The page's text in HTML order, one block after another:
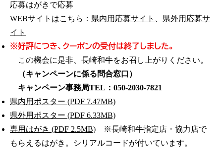
応募はがきで応募
WEBサイトはこちら： 県内用応募サイト
県外用応募サ
イト
※好評につき、クーポンの受付は終了しました。
この機会に是非、長崎和牛をお召し上がりください。
（キャンペーンに係る問合窓口）
キャンペーン事務局TEL：050-2030-7821
県内用ポスター (PDF 7.47MB)
県外用ポスター (PDF 6.33MB)
専用はがき (PDF 2.5MB) ※長崎和牛指定店・協力店で
もらえるはがき。シリアルコードが付いています。